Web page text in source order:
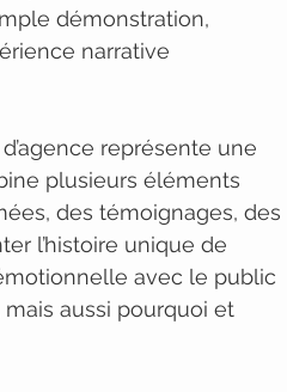
démonstration,
narrative
représente une
plusieurs éléments
des témoignages, des
l’histoire unique de
avec le public
aussi pourquoi et